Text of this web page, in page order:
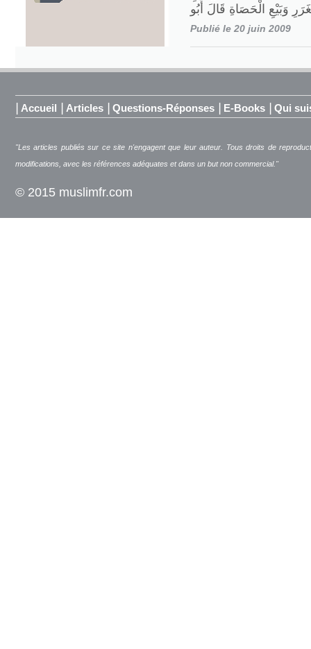
Publié le 20 juin 2009
| Accueil | Articles | Questions-Réponses | E-Books | Qui
"Les articles publiés sur ce site n'engagent que leur auteur. Tous droits de
modifications, avec les références adéquates et dans un but non commercial."
© 2015 muslimfr.com